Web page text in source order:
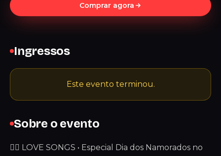
Comprar agora
Sobre o evento
❤️‍🔥 LOVE SONGS • Especial Dia dos Namorados no
Ingressos
Este evento terminou.